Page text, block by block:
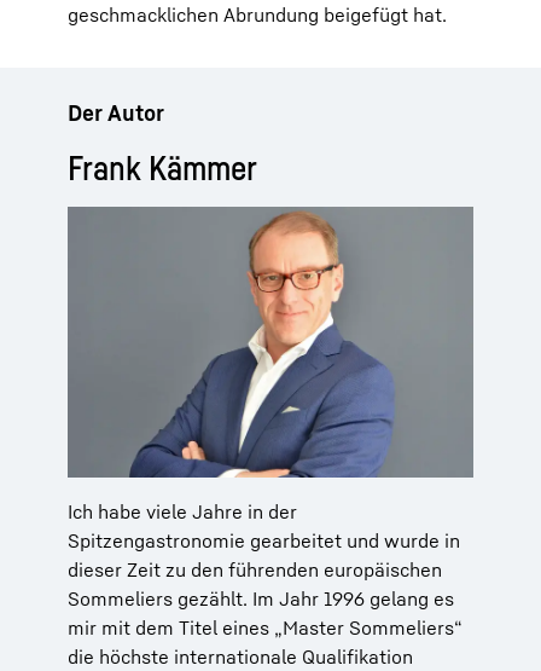
geschmacklichen Abrundung beigefügt hat.
Der Autor
Frank Kämmer
Ich habe viele Jahre in der
Spitzengastronomie gearbeitet und wurde in
dieser Zeit zu den führenden europäischen
Sommeliers gezählt. Im Jahr 1996 gelang es
mir mit dem Titel eines „Master Sommeliers“
die höchste internationale Qualifikation